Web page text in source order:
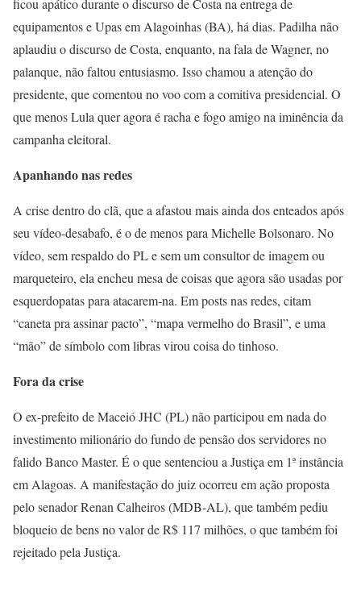
ficou apático durante o discurso de Costa na entrega de
equipamentos e Upas em Alagoinhas (BA), há dias. Padilha não
aplaudiu o discurso de Costa, enquanto, na fala de Wagner, no
palanque, não faltou entusiasmo. Isso chamou a atenção do
presidente, que comentou no voo com a comitiva presidencial. O
que menos Lula quer agora é racha e fogo amigo na iminência da
campanha eleitoral.
Apanhando nas redes
A crise dentro do clã, que a afastou mais ainda dos enteados após
seu vídeo-desabafo, é o de menos para Michelle Bolsonaro. No
vídeo, sem respaldo do PL e sem um consultor de imagem ou
marqueteiro, ela encheu mesa de coisas que agora são usadas por
esquerdopatas para atacarem-na. Em posts nas redes, citam
“caneta pra assinar pacto”, “mapa vermelho do Brasil”, e uma
“mão” de símbolo com libras virou coisa do tinhoso.
Fora da crise
O ex-prefeito de Maceió JHC (PL) não participou em nada do
investimento milionário do fundo de pensão dos servidores no
falido Banco Master. É o que sentenciou a Justiça em 1ª instância
em Alagoas. A manifestação do juiz ocorreu em ação proposta
pelo senador Renan Calheiros (MDB-AL), que também pediu
bloqueio de bens no valor de R$ 117 milhões, o que também foi
rejeitado pela Justiça.